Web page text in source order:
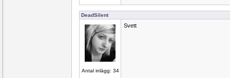
DeadSilent
Antal inlägg: 34
Svett